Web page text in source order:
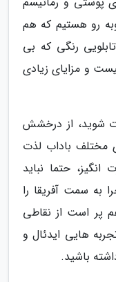
رو هستیم که هم
رنگی که بی
و مزایای زیادی
شوید، از درخشش
مختلف باداب لذت
حتما نباید
به سمت آفریقا را
پر است از نقاطی
هایی ایدئال و
باشید.